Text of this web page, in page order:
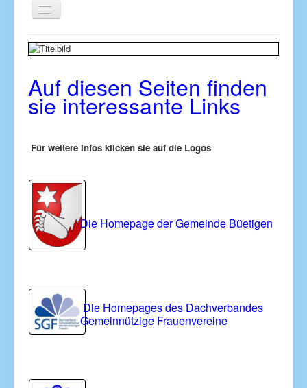
Navigation
an/aus
Startseite
News
Dienstleistungen
Ofenhaus
Links
Auf diesen Seiten finden
sie interessante Links
Für weitere Infos klicken sie auf die Logos
Die Homepage der Gemeinde Büetigen
Die Homepages des Dachverbandes
Gemeinnützige Frauenvereine